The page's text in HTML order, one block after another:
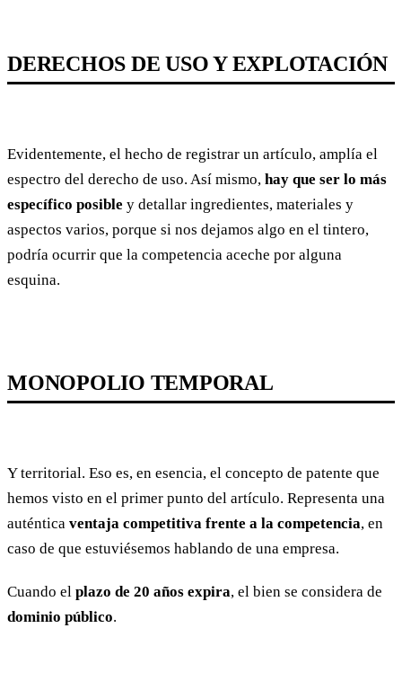
DERECHOS DE USO Y EXPLOTACIÓN
Evidentemente, el hecho de registrar un artículo, amplía el
espectro del derecho de uso. Así mismo, hay que ser lo más
específico posible y detallar ingredientes, materiales y
aspectos varios, porque si nos dejamos algo en el tintero,
podría ocurrir que la competencia aceche por alguna
esquina.
MONOPOLIO TEMPORAL
Y territorial. Eso es, en esencia, el concepto de patente que
hemos visto en el primer punto del artículo. Representa una
auténtica ventaja competitiva frente a la competencia, en
caso de que estuviésemos hablando de una empresa.
Cuando el plazo de 20 años expira, el bien se considera de
dominio público.